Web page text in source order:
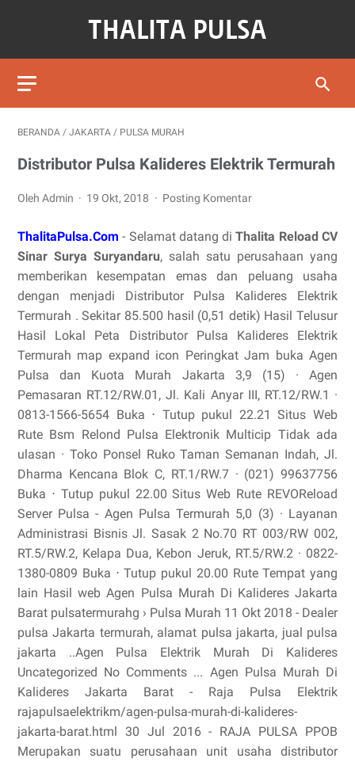
BERANDA / JAKARTA / PULSA MURAH
Distributor Pulsa Kalideres Elektrik Termurah
Oleh Admin 19 Okt, 2018 Posting Komentar
ThalitaPulsa.Com - Selamat datang diThalita Reload CV
Sinar Surya Suryandaru, salah satu perusahaan yang
memberikan kesempatan emas dan peluang usaha
dengan menjadi Distributor Pulsa Kalideres Elektrik
Termurah . Sekitar 85.500 hasil (0,51 detik) Hasil Telusur
Hasil Lokal Peta Distributor Pulsa Kalideres Elektrik
Termurah map expand icon Peringkat Jam buka Agen
Pulsa dan Kuota Murah Jakarta 3,9 (15) · Agen
Pemasaran RT.12/RW.01, Jl. Kali Anyar III, RT.12/RW.1 ·
0813-1566-5654 Buka ⋅ Tutup pukul 22.21 Situs Web
Rute Bsm Relond Pulsa Elektronik Multicip Tidak ada
ulasan · Toko Ponsel Ruko Taman Semanan Indah, Jl.
Dharma Kencana Blok C, RT.1/RW.7 · (021) 99637756
Buka ⋅ Tutup pukul 22.00 Situs Web Rute REVOReload
Server Pulsa - Agen Pulsa Termurah 5,0 (3) · Layanan
Administrasi Bisnis Jl. Sasak 2 No.70 RT 003/RW 002,
RT.5/RW.2, Kelapa Dua, Kebon Jeruk, RT.5/RW.2 · 0822-
1380-0809 Buka ⋅ Tutup pukul 20.00 Rute Tempat yang
lain Hasil web Agen Pulsa Murah Di Kalideres Jakarta
Barat pulsatermurahg › Pulsa Murah 11 Okt 2018 - Dealer
pulsa Jakarta termurah, alamat pulsa jakarta, jual pulsa
jakarta ..Agen Pulsa Elektrik Murah Di Kalideres
Uncategorized No Comments ... Agen Pulsa Murah Di
Kalideres Jakarta Barat - Raja Pulsa Elektrik
rajapulsaelektrikm/agen-pulsa-murah-di-kalideres-
jakarta-barat.html 30 Jul 2016 - RAJA PULSA PPOB
Merupakan suatu perusahaan unit usaha distributor